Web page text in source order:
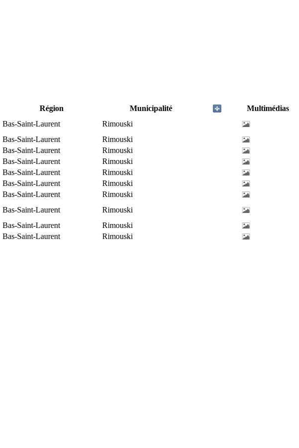
Région Municipalité
Multimédias
Bas-Saint-Laurent
Rimouski
Bas-Saint-Laurent
Rimouski
Bas-Saint-Laurent
Rimouski
Bas-Saint-Laurent
Rimouski
Bas-Saint-Laurent
Rimouski
Bas-Saint-Laurent
Rimouski
Bas-Saint-Laurent
Rimouski
Bas-Saint-Laurent
Rimouski
Bas-Saint-Laurent
Rimouski
Bas-Saint-Laurent Rimouski